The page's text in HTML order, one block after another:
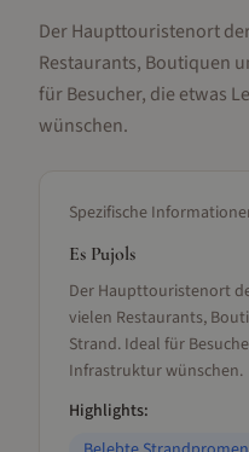
Der Haupttouristenort
Restaurants, Boutiquen
für Besucher, die etwas
wünschen.
Spezifische
Es Pujols
Der Haupttouristenort
vielen Restaurants,
Strand. Ideal für
Infrastruktur wünschen.
Highlights: